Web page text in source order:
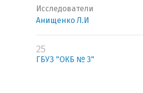
Исследователи
Анищенко Л.И
25
ГБУЗ "ОКБ № 3"